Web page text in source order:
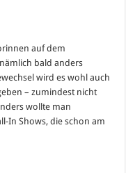
auf dem
bald anders
wird es wohl auch
– zumindest nicht
wollte man
In Shows, die schon am